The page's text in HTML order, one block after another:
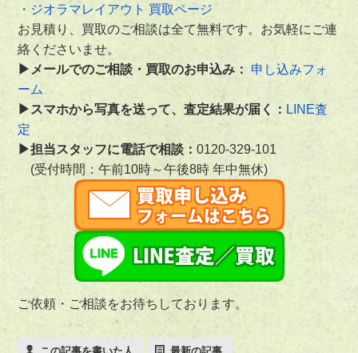
・ジオラマレイアウト 買取ページ
お見積り、買取のご相談は全て無料です。お気軽にご連
絡くださいませ。
▶メールでのご相談・買取のお申込み：
申し込みフォ
ーム
▶スマホから写真を送って、査定結果が届く： LINE査
定
▶担当スタッフに電話で相談：0120-329-101
(受付時間：午前10時～午後8時 年中無休)
ご依頼・ご相談をお待ちしております。